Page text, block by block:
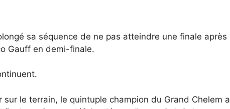
sa séquence de ne pas atteindre une finale après
Gauff en demi-finale.
le terrain, le quintuple champion du Grand Chelem a